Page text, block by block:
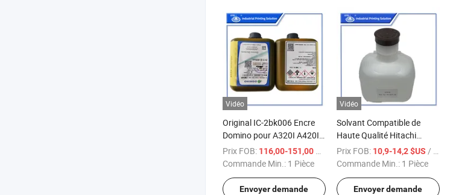
Vidéo
Original IC-2bk006 Encre
Domino pour A320I A420I
A520I Imprimante à jet
d'encre Cij Make up Mc-
Prix FOB: 116,00-151,00 $US
/ Pièce
Commande Min.: 1 Pièce
Envoyer demande
Vidéo
Solvant Compatible de
Haute Qualité Hitachi
S100A S1018 Maquillage
800ml pour Imprimante à
K72 Th18 5100
Prix FOB: 10,9-14,2 $US / Pièce
Commande Min.: 1 Pièce
Envoyer demande